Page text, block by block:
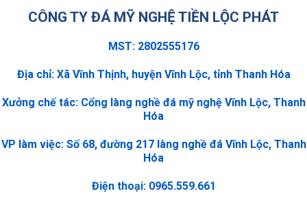
CÔNG TY ĐÁ MỸ NGHỆ TIỀN LỘC PHÁT
MST: 2802555176
Địa chỉ: Xã Vĩnh Thịnh, huyện Vĩnh Lộc, tỉnh Thanh Hóa
Xưởng chế tác: Cổng làng nghề đá mỹ nghệ Vĩnh Lộc, Thanh
Hóa
VP làm việc: Số 68, đường 217 làng nghề đá Vĩnh Lộc, Thanh
Hóa
Điện thoại: 0965.559.661